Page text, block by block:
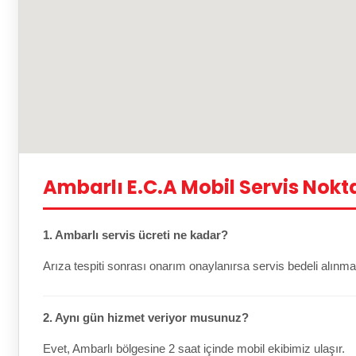
Ambarlı E.C.A Mobil Servis
1. Ambarlı servis ücreti ne kadar?
Arıza tespiti sonrası onarım onaylanırsa servis bedeli
2. Aynı gün hizmet veriyor musunuz?
Evet, Ambarlı bölgesine 2 saat içinde mobil ekibimiz ulaşır.